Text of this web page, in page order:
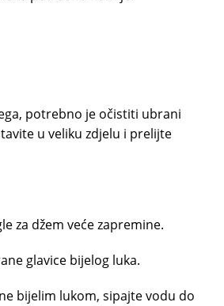
potrebno je očistiti ubrani
u veliku zdjelu i prelijte
za džem veće zapremine.
glavice bijelog luka.
bijelim lukom, sipajte vodu do